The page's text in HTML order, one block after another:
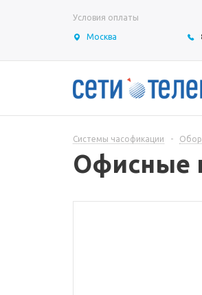
Условия оплаты
Москва
Системы часофикации -
Офисные